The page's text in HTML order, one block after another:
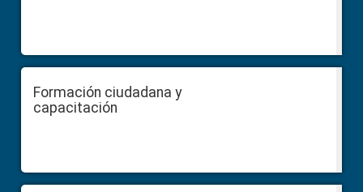
Formación ciudadana y
capacitación